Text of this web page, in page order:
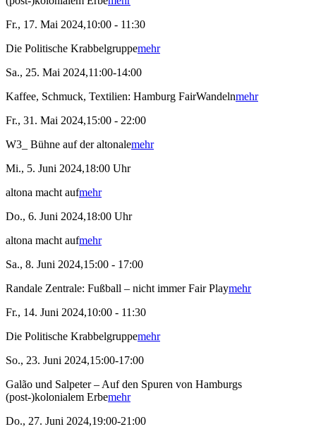
Fr., 17. Mai 2024,10:00 - 11:30
Die Politische Krabbelgruppemehr
Sa., 25. Mai 2024,11:00-14:00
Kaffee, Schmuck, Textilien: Hamburg FairWandelnmehr
Fr., 31. Mai 2024,15:00 - 22:00
W3_ Bühne auf der altonalemehr
Mi., 5. Juni 2024,18:00 Uhr
altona macht aufmehr
Do., 6. Juni 2024,18:00 Uhr
altona macht aufmehr
Sa., 8. Juni 2024,15:00 - 17:00
Randale Zentrale: Fußball – nicht immer Fair Playmehr
Fr., 14. Juni 2024,10:00 - 11:30
Die Politische Krabbelgruppemehr
So., 23. Juni 2024,15:00-17:00
Galão und Salpeter – Auf den Spuren von Hamburgs
(post-)kolonialem Erbemehr
Do., 27. Juni 2024,19:00-21:00